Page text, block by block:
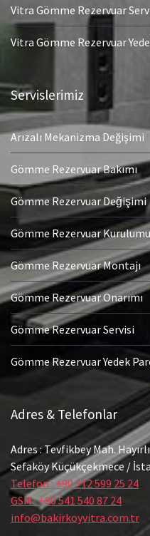
Vitra Gömme Rezervuar
Vitra Gömme Rezervuar
Servislerimiz
Arızalı Mekanizma Değişimi
Gömme Rezervuar Bakımı
Gömme Rezervuar Değişimi
Gömme Rezervuar Kurulumu
Gömme Rezervuar Montajı
Gömme Rezervuar Onarımı
Gömme Rezervuar Servisi
Gömme Rezervuar Yedek
Adres & Telefonlar
Adres : Tevfikbey Mah.
Sefaköy Küçükçekmece /
Telefon : +90 212 599 25 24
GSM : +90 541 540 87 24
info@bakirkoyvitra.com.tr